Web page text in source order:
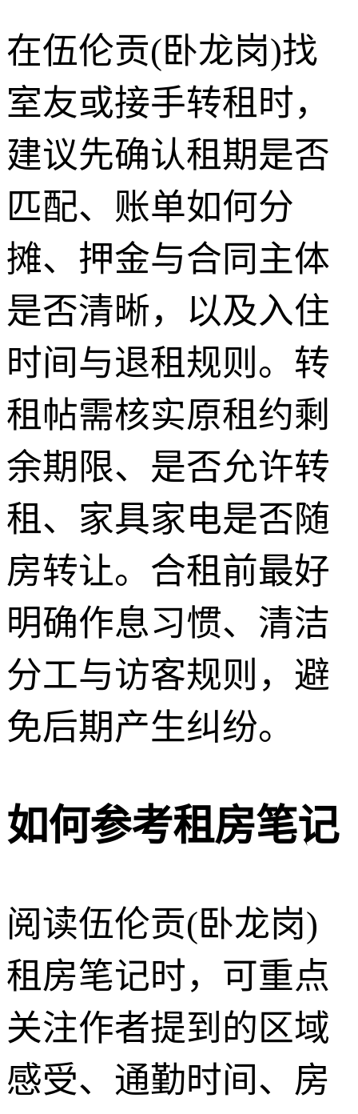
在伍伦贡(卧龙岗)找
室友或接手转租时，
建议先确认租期是否
匹配、账单如何分
摊、押金与合同主体
是否清晰，以及入住
时间与退租规则。转
租帖需核实原租约剩
余期限、是否允许转
租、家具家电是否随
房转让。合租前最好
明确作息习惯、清洁
分工与访客规则，避
免后期产生纠纷。
如何参考租房笔记
阅读伍伦贡(卧龙岗)
租房笔记时，可重点
关注作者提到的区域
感受、通勤时间、房